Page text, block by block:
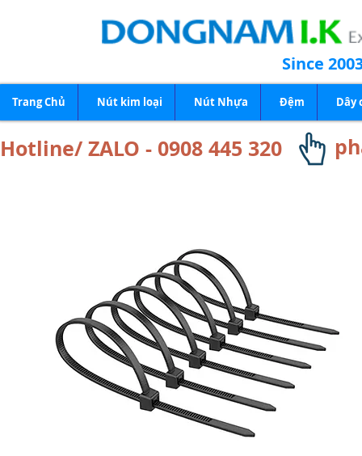
Since
Trang Chủ Nút kim loại Nút Nhựa Đệm Dây
Hotline/ ZALO - 0908 445 320